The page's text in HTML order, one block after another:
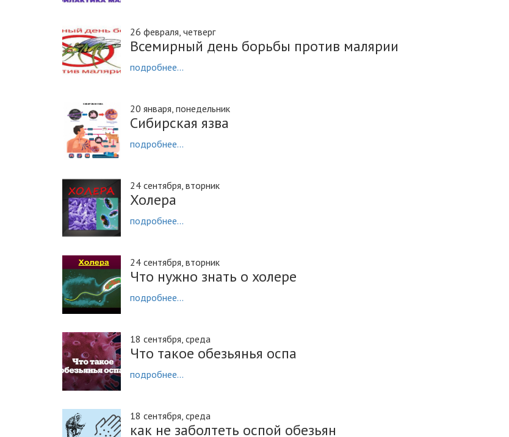
26 февраля, четверг
Всемирный день борьбы против малярии
подробнее...
20 января, понедельник
Сибирская язва
подробнее...
24 сентября, вторник
Холера
подробнее...
24 сентября, вторник
Что нужно знать о холере
подробнее...
18 сентября, среда
Что такое обезьянья оспа
подробнее...
18 сентября, среда
как не заболтеть оспой обезьян